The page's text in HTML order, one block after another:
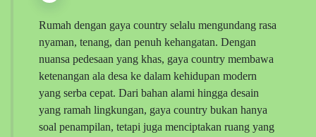
Rumah dengan gaya country selalu mengundang rasa
nyaman, tenang, dan penuh kehangatan. Dengan
nuansa pedesaan yang khas, gaya country membawa
ketenangan ala desa ke dalam kehidupan modern
yang serba cepat. Dari bahan alami hingga desain
yang ramah lingkungan, gaya country bukan hanya
soal penampilan, tetapi juga menciptakan ruang yang